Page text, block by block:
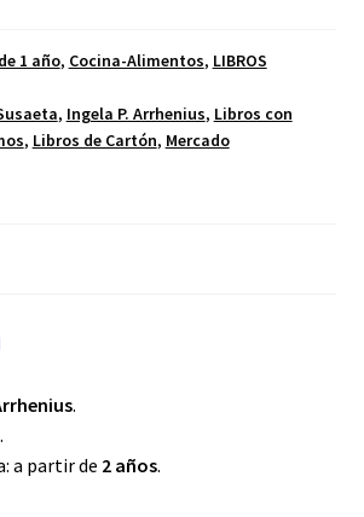
1 año, Cocina-Alimentos, LIBROS
, Ingela P. Arrhenius, Libros con
, Libros de Cartón, Mercado
.
.
a partir de 2 años.